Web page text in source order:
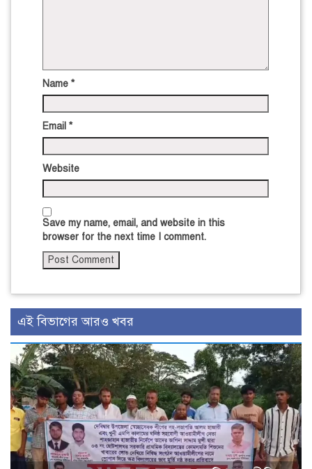
Name *
Email *
Website
Save my name, email, and website in this
browser for the next time I comment.
এই বিভাগের আরও খবর